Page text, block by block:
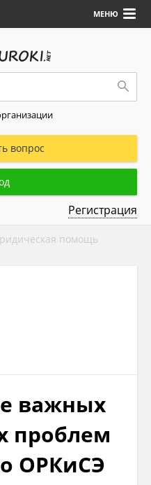
МЕНЮ
вопрос
Регистрация
помощь
важных
проблем
ОРКиСЭ